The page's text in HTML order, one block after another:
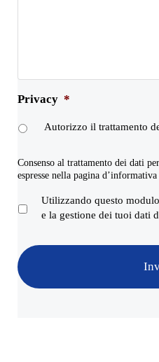
Privacy *
Autorizzo il trattamento
Consenso al trattamento dei dati
espresse nella pagina
r
a
c
Utilizzando questo
e la gestione dei tuoi dati